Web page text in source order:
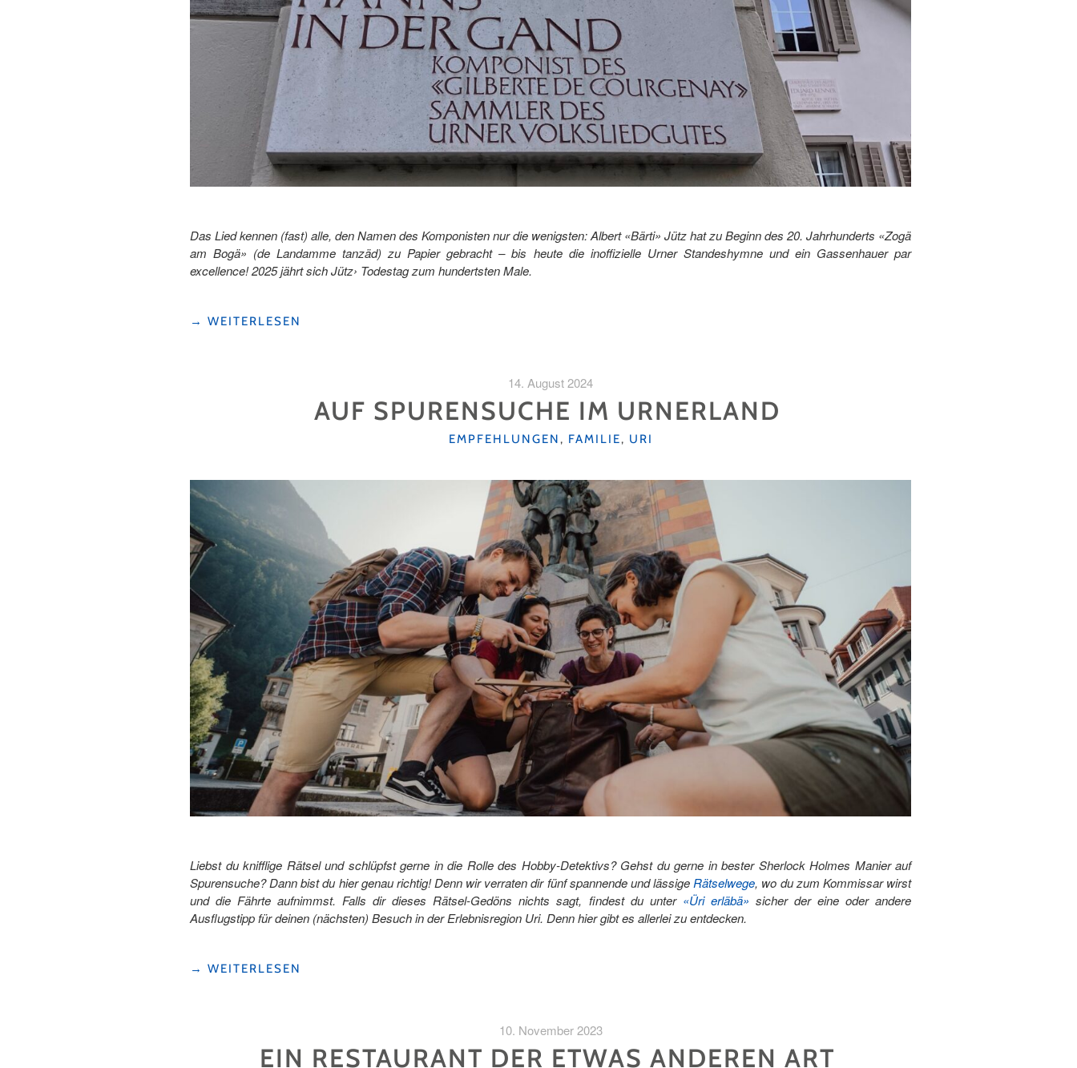
Das Lied kennen (fast) alle, den Namen des Komponisten nur die wenigsten: Albert «Bärti» Jütz hat zu Beginn des 20. Jahrhunderts «Zogä
am Bogä» (de Landamme tanzäd) zu Papier gebracht – bis heute die inoffizielle Urner Standeshymne und ein Gassenhauer par
excellence! 2025 jährt sich Jütz› Todestag zum hundertsten Male.
"BÄRTI
→ WEITERLESEN
14. August 2024
AUF SPURENSUCHE IM URNERLAND
KATEGORIEN
EMPFEHLUNGEN, FAMILIE, URI
Liebst du knifflige Rätsel und schlüpfst gerne in die Rolle des Hobby-Detektivs? Gehst du gerne in bester Sherlock Holmes Manier auf
Spurensuche? Dann bist du hier genau richtig! Denn wir verraten dir fünf spannende und lässige Rätselwege, wo du zum Kommissar wirst
und die Fährte aufnimmst. Falls dir dieses Rätsel-Gedöns nichts sagt, findest du unter «Üri erläbä» sicher der eine oder andere
Ausflugstipp für deinen (nächsten) Besuch in der Erlebnisregion Uri. Denn hier gibt es allerlei zu entdecken.
"AUF
→ WEITERLESEN
10. November 2023
EIN RESTAURANT DER ETWAS ANDEREN ART